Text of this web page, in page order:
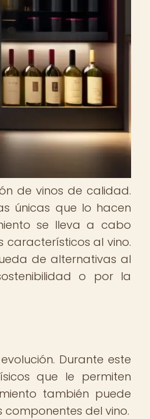
de vinos de calidad.
únicas que lo hacen
se lleva a cabo
al vino.
de alternativas al
o por la
Durante este
que le permiten
también puede
del vino.